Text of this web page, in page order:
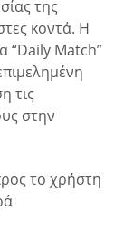
της
κοντά. Η
“Daily Match”
τις
στην
το χρήστη